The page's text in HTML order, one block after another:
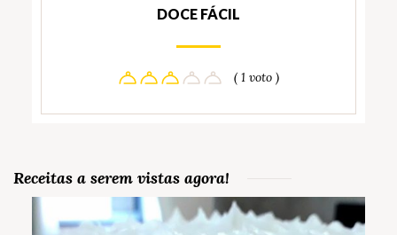
DOCE FÁCIL
( 1 voto )
Receitas a serem vistas agora!